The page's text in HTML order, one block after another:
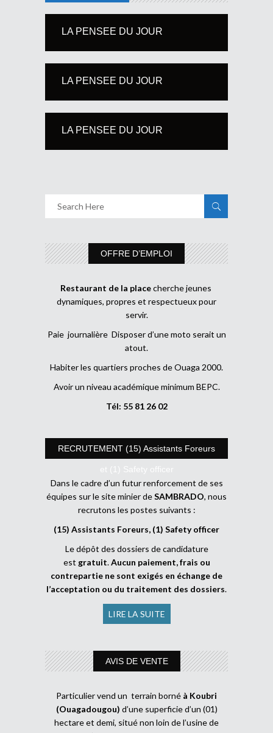
LA PENSEE DU JOUR
LA PENSEE DU JOUR
LA PENSEE DU JOUR
OFFRE D’EMPLOI
Restaurant de la placecherche jeunes
dynamiques, propres et respectueux pour
servir.
Paie journalière Disposer d’une moto serait un
atout.
Habiter les quartiers proches de Ouaga 2000.
Avoir un niveau académique minimum BEPC.
Tél: 55 81 26 02
RECRUTEMENT (15) Assistants Foreurs
et (1) Safety officer
Dans le cadre d’un futur renforcement de ses
équipes sur le site minier deSAMBRADO, nous
recrutons les postes suivants :
(15) Assistants Foreurs, (1) Safety officer
Le dépôt des dossiers de candidature
est gratuit.Aucun paiement, frais ou
contrepartie ne sont exigés en échange de
l’acceptation ou du traitement des dossiers.
LIRE LA SUITE
AVIS DE VENTE
Particulier vend un terrain borné à Koubri
(Ouagadougou) d’une superficie d’un (01)
hectare et demi, situé non loin de l’usine de